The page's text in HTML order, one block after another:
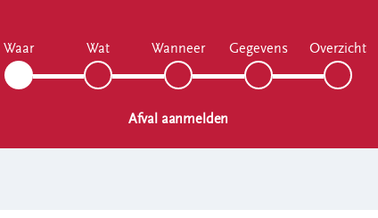
Waar Wat Wanneer Gegevens Overzicht
Afval aanmelden